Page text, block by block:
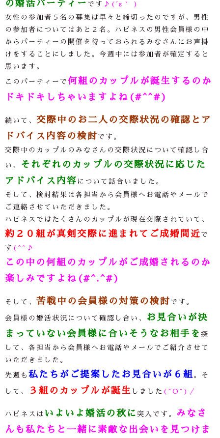
の婚活パーティー です ♪(´ε｀ )
女性の参加者５名の募集は早々と締切ったのですが、男性
の参加者についてはあと２名。ハピネスの男性会員様の中
からパーティーの開催を待っておられるみなさんにお声掛
けをすることにしました。今週中には参加者が確定すると
思います。
このパーティーで 何組のカップルが誕生するのか
ドキドキしちゃいますよね(#^^#)
続いて、 交際中のお二人の交際状況の確認とア
ドバイス内容の検討 です。
交際中のカップルのみなさんの交際状況について確認し合
い、
それぞれのカップルの交際状況に応じた
アドバイス内容 について話合いました。
そして、検討結果は各担当から会員様へお電話やメールで
ご連絡させていただきました。
ハピネスではたくさんのカップルが現在交際されていて、
約２０組が真剣交際に進まれてご成婚間近 で
す (^^♪
この中の何組のカップルがご成婚されるのか
楽しみですよね(#^.^#)
そして、 苦戦中の会員様の対策の検討 です。
会員様の婚活状況について確認し合い、
お見合いが決
まっていない会員様に合いそうなお相手を 探
して、各担当から会員様へお電話やメールでご紹介させて
いただきました。
先週も 私たちがご提案したお見合いが６組 。そ
して、 ３組のカップルが誕生 しました (^O^)／
ハピネスは いよいよ婚活の秋に 突入です。
みなさ
んも私たちと一緒に素敵な出会いを見つけま